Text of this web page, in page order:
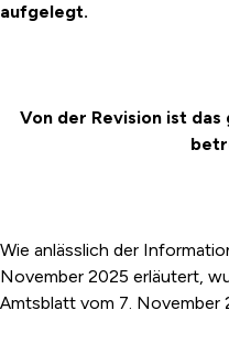
aufgelegt.
Von der Revision ist
Wie anlässlich der
November 2025 erläutert,
Amtsblatt vom 7. November